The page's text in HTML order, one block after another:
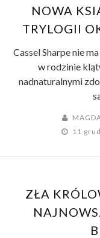
NOWA
TRYLOGII
Cassel Sharpe nie
w rodzinie
nadnaturalnymi
11
ZŁA